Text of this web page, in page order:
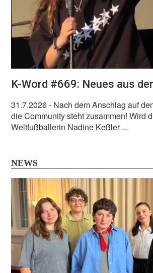
K-Word #669: Neues aus
31.7.2026- Nach dem Anschlag auf
die Community steht zusammen! Wird
Weltfußballerin Nadine Keßler ...
NEWS